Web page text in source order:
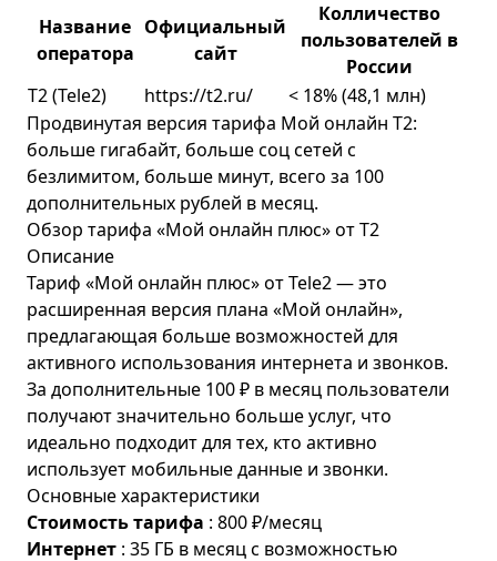
Название
оператора
Официальный
сайт
Колличество
пользователей в
России
T2 (Tele2)
https://t2.ru/
< 18% (48,1 млн)
Продвинутая версия тарифа Мой онлайн Т2:
больше гигабайт, больше соц сетей с
безлимитом, больше минут, всего за 100
дополнительных рублей в месяц.
Обзор тарифа «Мой онлайн плюс» от Т2
Описание
Тариф «Мой онлайн плюс» от Tele2 — это
расширенная версия плана «Мой онлайн»,
предлагающая больше возможностей для
активного использования интернета и звонков.
За дополнительные 100 ₽ в месяц пользователи
получают значительно больше услуг, что
идеально подходит для тех, кто активно
использует мобильные данные и звонки.
Основные характеристики
Стоимость тарифа : 800 ₽/месяц
Интернет : 35 ГБ в месяц с возможностью